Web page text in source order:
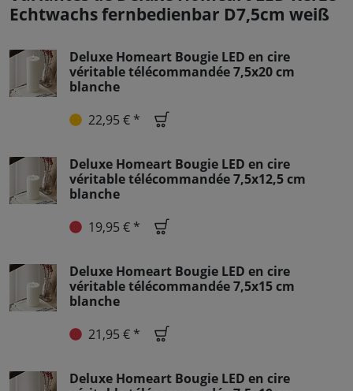
Echtwachs fernbedienbar D7,5cm weiß
Deluxe Homeart Bougie LED en cire
véritable télécommandée 7,5x20 cm
blanche
22,95 € *
Deluxe Homeart Bougie LED en cire
véritable télécommandée 7,5x12,5 cm
blanche
19,95 € *
Deluxe Homeart Bougie LED en cire
véritable télécommandée 7,5x15 cm
blanche
21,95 € *
Deluxe Homeart Bougie LED en cire